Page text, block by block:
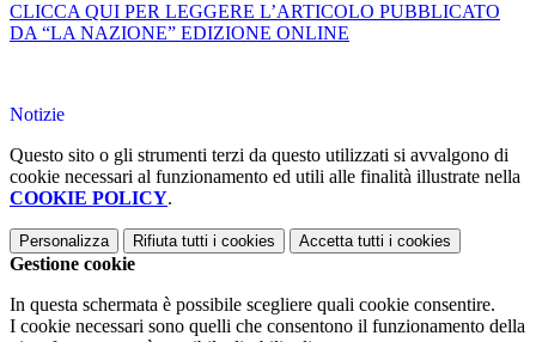
CLICCA QUI PER LEGGERE L’ARTICOLO PUBBLICATO
DA “LA NAZIONE” EDIZIONE ONLINE
Notizie
Questo sito o gli strumenti terzi da questo utilizzati si avvalgono di
cookie necessari al funzionamento ed utili alle finalità illustrate nella
COOKIE POLICY.
Personalizza Rifiuta tutti i cookies Accetta tutti i cookies
Gestione cookie
In questa schermata è possibile scegliere quali cookie consentire.
I cookie necessari sono quelli che consentono il funzionamento della